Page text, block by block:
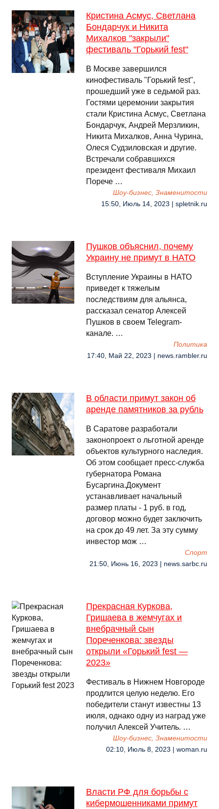
Кристина Асмус, Светлана
Бондарчук и Никита
Михалков "закрыли"
фестиваль "Горький fest"
В Москве завершился
кинофестиваль "Горький fest",
прошедший уже в седьмой раз.
Гостями церемонии закрытия
стали Кристина Асмус, Светлана
Бондарчук, Андрей Мерзликин,
Никита Михалков, Анна Чурина,
Олеся Судзиловская и другие.
Встречали собравшихся
президент фестиваля Михаил
Порече …
Шоу-бизнес, Знаменитости
15:50, Июль 14, 2023 | spletnik.ru
Пушков объяснил, почему
Украину не примут в НАТО
Вступление Украины в НАТО
приведет к тяжелым
последствиям для альянса,
рассказал сенатор Алексей
Пушков в своем Telegram-
канале. …
Политика
17:40, Май 22, 2023 | news.rambler.ru
В области примут закон об
аренде памятников за рубль
В Саратове разработали
законопроект о льготной аренде
объектов культурного наследия.
Об этом сообщает пресс-служба
губернатора Романа
Бусаргина.Документ
устанавливает начальный
размер платы - 1 руб. в год,
договор можно будет заключить
на срок до 49 лет. За эту сумму
инвестор мож …
Спорт
21:50, Июнь 16, 2023 | news.sarbc.ru
Прекрасная Куркова,
Гришаева в жемчугах и
внебрачный сын
Пореченкова: звезды
открыли «Горький fest —
2023»
Фестиваль в Нижнем Новгороде
продлится целую неделю. Его
победители станут известны 13
июля, однако одну из наград уже
получил Алексей Учитель. …
Шоу-бизнес, Знаменитости
02:10, Июль 8, 2023 | woman.ru
Власти РФ для борьбы с
кибермошенниками примут